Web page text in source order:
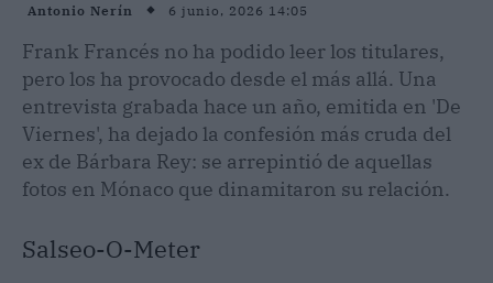
Antonio Nerín 6 junio, 2026 14:05
Frank Francés no ha podido leer los titulares,
pero los ha provocado desde el más allá. Una
entrevista grabada hace un año, emitida en 'De
Viernes', ha dejado la confesión más cruda del
ex de Bárbara Rey: se arrepintió de aquellas
fotos en Mónaco que dinamitaron su relación.
Salseo-O-Meter